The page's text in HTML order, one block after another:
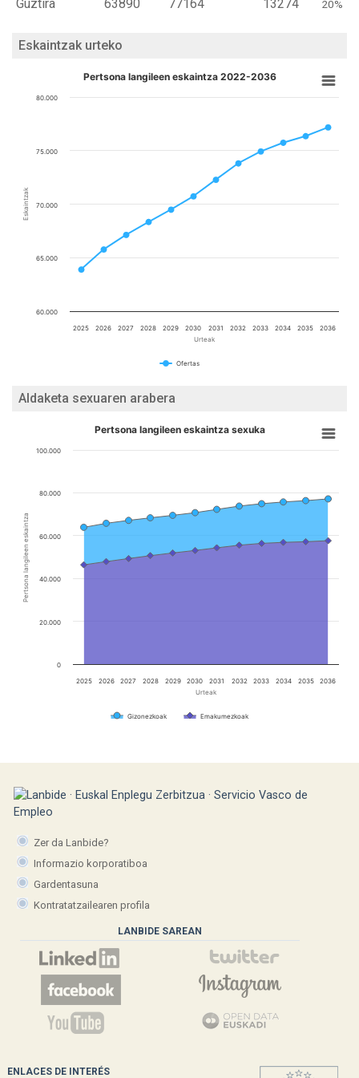
Guztira
63890 77164 13274 20%
Eskaintzak urteko
Urteak
Eskaintzak
Pertsona langileen eskaintza 2022-2036
Ofertas
2025 2026 2027 2028 2029 2030 2031 2032 2033 2034 2035 2036
65.000
70.000
75.000
80.000
60.000
Aldaketa sexuaren arabera
Urteak
Pertsona langileen eskaintza
Pertsona langileen eskaintza sexuka
Gizonezkoak Emakumezkoak
2025 2026 2027 2028 2029 2030 2031 2032 2033 2034 2035 2036
0
20.000
40.000
60.000
80.000
100.000
Zer da Lanbide?
Informazio korporatiboa
Gardentasuna
Kontratatzailearen profila
LANBIDE SAREAN
ENLACES DE INTERÉS